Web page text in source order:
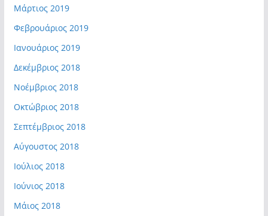
Μάρτιος 2019
Φεβρουάριος 2019
Ιανουάριος 2019
Δεκέμβριος 2018
Νοέμβριος 2018
Οκτώβριος 2018
Σεπτέμβριος 2018
Αύγουστος 2018
Ιούλιος 2018
Ιούνιος 2018
Μάιος 2018